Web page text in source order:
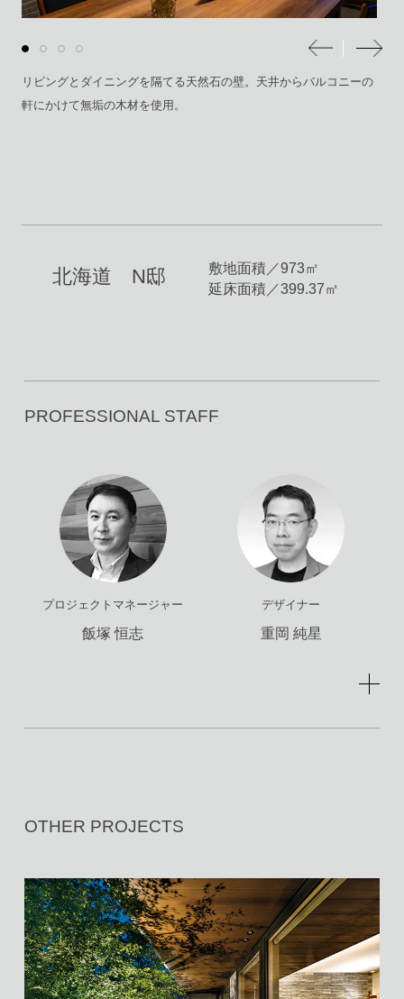
リビングとダイニングを隔てる天然石の壁。天井からバルコニーの
軒にかけて無垢の木材を使用。
北海道 N邸
敷地面積／973㎡
延床面積／399.37㎡
PROFESSIONAL STAFF
プロジェクトマネージャー
飯塚 恒志
デザイナー
重岡 純星
OTHER PROJECTS